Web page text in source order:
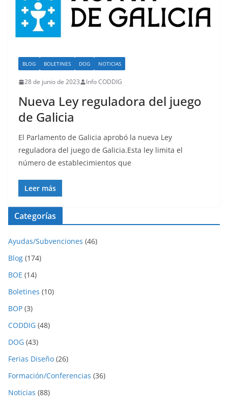
BLOG BOLETINES DOG NOTICIAS
28 de junio de 2023 Info CODDIG
Nueva Ley reguladora del juego
de Galicia
El Parlamento de Galicia aprobó la nueva Ley
reguladora del juego de Galicia.Esta ley limita el
número de establecimientos que
Leer más
Categorías
Ayudas/Subvenciones (46)
Blog (174)
BOE (14)
Boletines (10)
BOP (3)
CODDIG (48)
DOG (43)
Ferias Diseño (26)
Formación/Conferencias (36)
Noticias (88)